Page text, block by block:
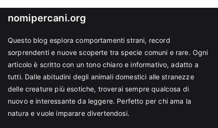
nomipercani.org
Questo blog esplora comportamenti strani, record
sorprendenti e nuove scoperte tra specie comuni e rare. Ogni
articolo è scritto con un tono chiaro e informativo, adatto a
tutti. Dalle abitudini degli animali domestici alle stranezze
delle creature più esotiche, troverai sempre qualcosa di
nuovo e interessante da leggere. Perfetto per chi ama la
natura e vuole imparare divertendosi.